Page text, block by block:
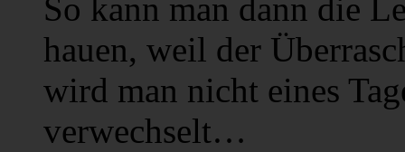
So kann man dann die
hauen, weil der
wird man nicht eines
verwechselt…